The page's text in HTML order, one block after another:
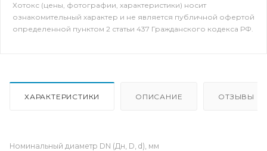
Хотокс (цены, фотографии, характеристики) носит
ознакомительный характер и не является публичной офертой
определенной пунктом 2 статьи 437 Гражданского кодекса РФ.
ХАРАКТЕРИСТИКИ ОПИСАНИЕ ОТЗЫВЫ
Номинальный диаметр DN (Дн, D, d), мм